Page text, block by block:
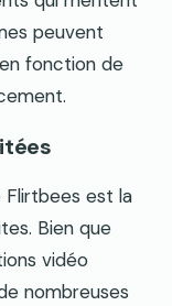
peuvent
fonction de
Flirtbees est la
Bien que
vidéo
nombreuses